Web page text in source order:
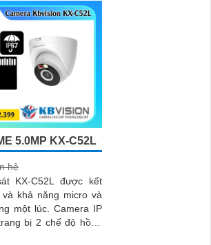
5.0MP KX-C52L
hệ
KX-C52L được kết
khả năng micro và
Camera IP
bị 2 chế độ hồng